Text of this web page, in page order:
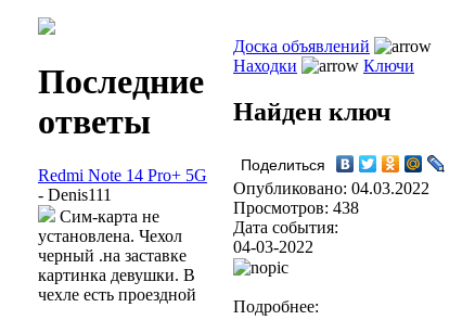
Последние
ответы
Redmi Note 14 Pro+ 5G
- Denis111
Сим-карта не
установлена. Чехол
черный .на заставке
картинка девушки. В
чехле есть проездной
Доска объявлений
Находки
Ключи
Найден ключ
Поделиться
Опубликовано: 04.03.2022
Просмотров: 438
Дата события:
04-03-2022
Подробнее: